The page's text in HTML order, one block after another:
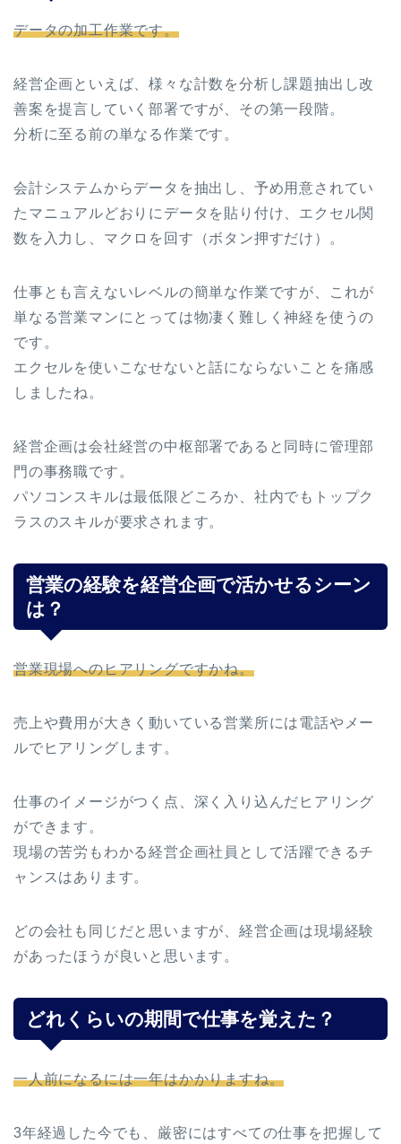
データの加工作業です。
経営企画といえば、様々な計数を分析し課題抽出し改
善案を提言していく部署ですが、その第一段階。
分析に至る前の単なる作業です。
会計システムからデータを抽出し、予め用意されてい
たマニュアルどおりにデータを貼り付け、エクセル関
数を入力し、マクロを回す（ボタン押すだけ）。
仕事とも言えないレベルの簡単な作業ですが、これが
単なる営業マンにとっては物凄く難しく神経を使うの
です。
エクセルを使いこなせないと話にならないことを痛感
しましたね。
経営企画は会社経営の中枢部署であると同時に管理部
門の事務職です。
パソコンスキルは最低限どころか、社内でもトップク
ラスのスキルが要求されます。
営業の経験を経営企画で活かせるシーン
は？
営業現場へのヒアリングですかね。
売上や費用が大きく動いている営業所には電話やメー
ルでヒアリングします。
仕事のイメージがつく点、深く入り込んだヒアリング
ができます。
現場の苦労もわかる経営企画社員として活躍できるチ
ャンスはあります。
どの会社も同じだと思いますが、経営企画は現場経験
があったほうが良いと思います。
どれくらいの期間で仕事を覚えた？
一人前になるには一年はかかりますね。
3年経過した今でも、厳密にはすべての仕事を把握して